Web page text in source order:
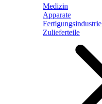
Medizin
Apparate
Fertigungsindustrie
Zulieferteile